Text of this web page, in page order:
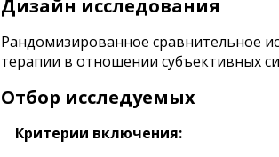
Дизайн исследования
Рандомизированное сравнительное
терапии в отношении субъективных
Отбор исследуемых
Критерии включения: